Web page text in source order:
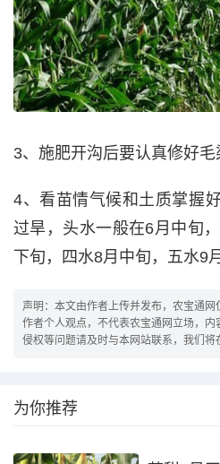
3、施肥开沟后要认真修好毛
4、看苗情气候和土质掌握
过旱，头水一般在6月中旬
下旬，四水8月中旬，五水9
声明：本文由作者上传并发布，农宝通
作者个人观点，不代表农宝通网立场，
侵权等问题请及时与本网站联系，我们将
为你推荐